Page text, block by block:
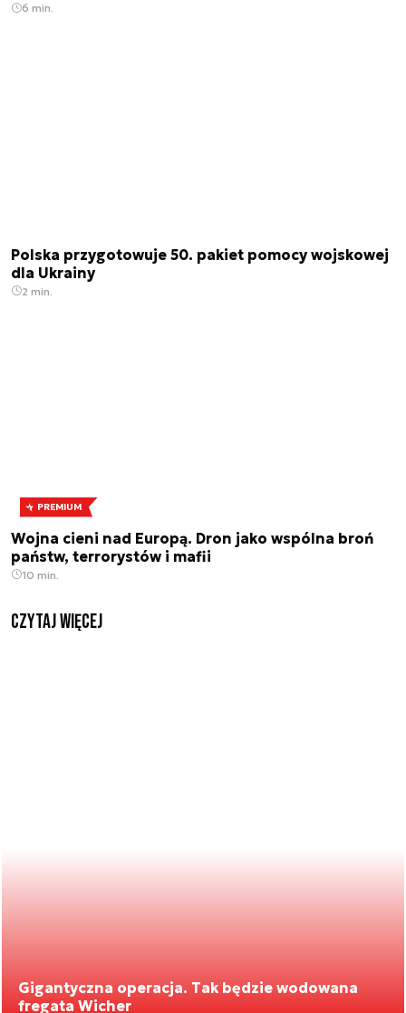
6 min.
Polska przygotowuje 50. pakiet pomocy wojskowej
dla Ukrainy
2 min.
PREMIUM
Wojna cieni nad Europą. Dron jako wspólna broń
państw, terrorystów i mafii
10 min.
czytaj więcej
Gigantyczna operacja. Tak będzie wodowana
fregata Wicher